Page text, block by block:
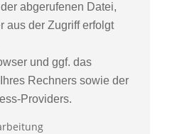
abgerufenen Datei,
aus der Zugriff erfolgt
und ggf. das
Rechners sowie der
Providers.